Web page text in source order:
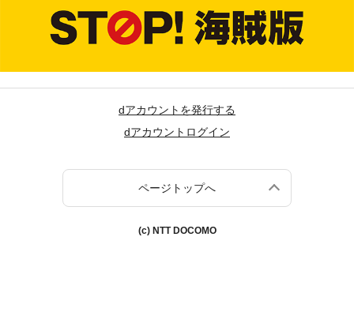
dアカウントを発行する
dアカウントログイン
ページトップへ
(c) NTT DOCOMO